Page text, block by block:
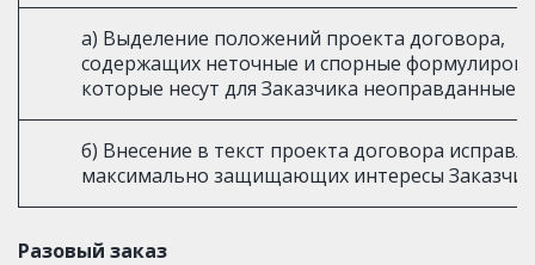
а) Выделение положений проекта договора,
содержащих неточные и спорные
которые несут для Заказчика неоправданные
б) Внесение в текст проекта договора
максимально защищающих интересы
Разовый заказ